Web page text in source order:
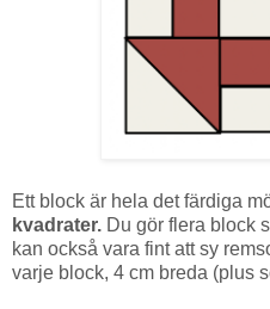
Ett block är hela det färdiga
kvadrater. Du gör flera block
kan också vara fint att sy
varje block, 4 cm breda (plus